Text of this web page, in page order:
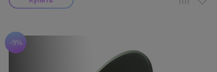
-9%